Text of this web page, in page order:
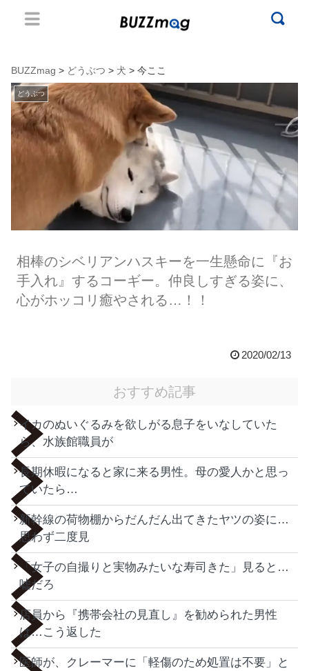
BUZZmag > どうぶつ > 犬 > 今ここ
どうぶつ
相棒のシベリアンハスキーを一生懸命に『お
手入れ』するコーギー。仲良しすぎる姿に、
心がホッコリ癒やされる…！！
2020/02/13
おすすめ記事
イカのぬいぐるみを欲しがる息子をいなしていた
ら、水族館職員が
長期休暇になると家に来る男性。母の愛人かと思っ
ていたら…
新幹線の荷物棚からだんだん出てきたヤツの姿に…
思わず二度見
「女子の自撮りと実物みたいな寿司きた」見ると…
嘘だろ
店員から『携帯会社の見直し』を勧められた男性
は…こう返した
医師が、クレーマーに「軽傷のため処置は不要」と